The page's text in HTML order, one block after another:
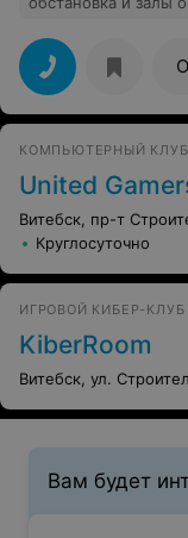
поиграл и остался
КОМПЬЮТЕРНЫЙ КЛУБ
United
Витебск, пр-т
Круглосуточно
ИГРОВОЙ КИБЕР-КЛУБ
KiberRoom
Витебск, ул.
Вам будет